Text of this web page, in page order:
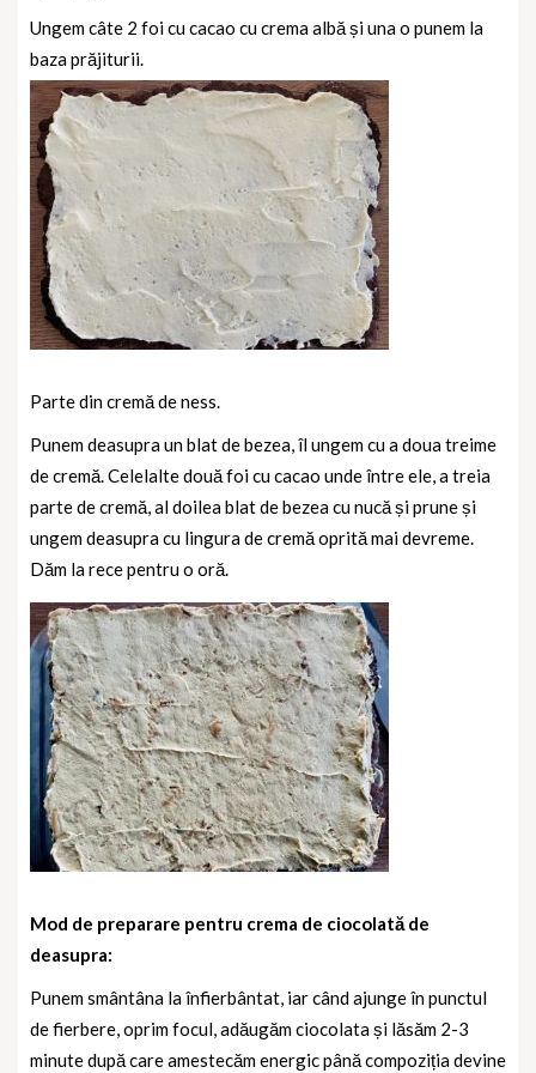
Ungem câte 2 foi cu cacao cu crema albă și una o punem la
baza prăjiturii.
Parte din cremă de ness.
Punem deasupra un blat de bezea, îl ungem cu a doua treime
de cremă. Celelalte două foi cu cacao unde între ele, a treia
parte de cremă, al doilea blat de bezea cu nucă și prune și
ungem deasupra cu lingura de cremă oprită mai devreme.
Dăm la rece pentru o oră.
Mod de preparare pentru crema de ciocolată de
deasupra:
Punem smântâna la înfierbântat, iar când ajunge în punctul
de fierbere, oprim focul, adăugăm ciocolata și lăsăm 2-3
minute după care amestecăm energic până compoziția devine